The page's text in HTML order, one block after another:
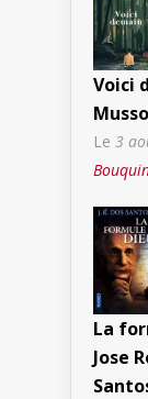
Voici
Musso
Le 3
La
Jose